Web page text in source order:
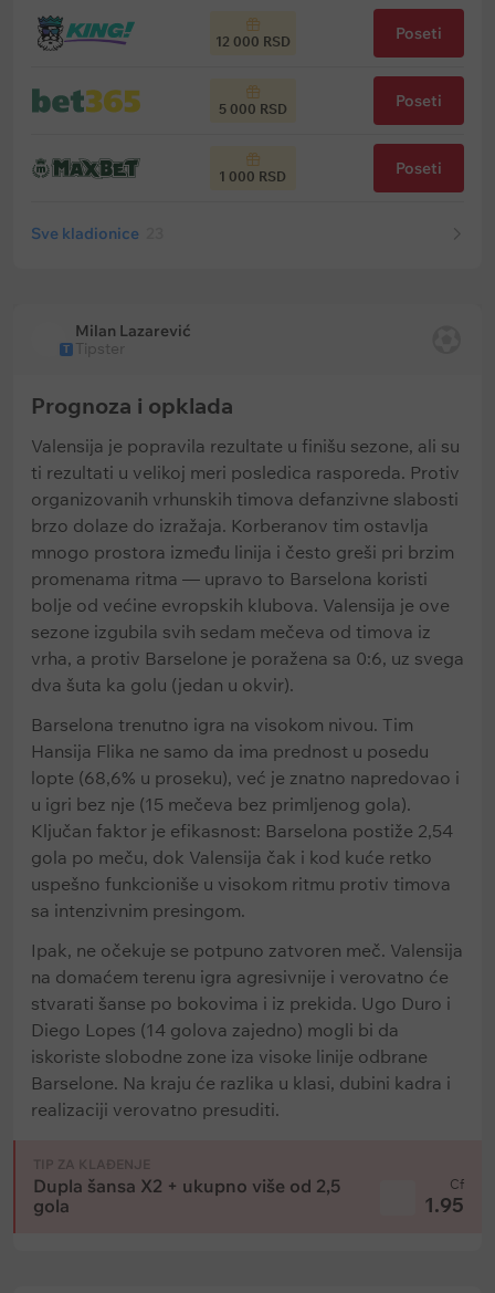
12 000 RSD Poseti
5 000 RSD Poseti
1 000 RSD Poseti
Sve kladionice
T
Milan Lazarević
Tipster
Prognoza i opklada
Valensija je popravila rezultate u finišu sezone, ali su
ti rezultati u velikoj meri posledica rasporeda. Protiv
organizovanih vrhunskih timova defanzivne slabosti
brzo dolaze do izražaja. Korberanov tim ostavlja
mnogo prostora između linija i često greši pri brzim
promenama ritma — upravo to Barselona koristi
bolje od većine evropskih klubova. Valensija je ove
sezone izgubila svih sedam mečeva od timova iz
vrha, a protiv Barselone je poražena sa 0:6, uz svega
dva šuta ka golu (jedan u okvir).
Barselona trenutno igra na visokom nivou. Tim
Hansija Flika ne samo da ima prednost u posedu
lopte (68,6% u proseku), već je znatno napredovao i
u igri bez nje (15 mečeva bez primljenog gola).
Ključan faktor je efikasnost: Barselona postiže 2,54
gola po meču, dok Valensija čak i kod kuće retko
uspešno funkcioniše u visokom ritmu protiv timova
sa intenzivnim presingom.
Ipak, ne očekuje se potpuno zatvoren meč. Valensija
na domaćem terenu igra agresivnije i verovatno će
stvarati šanse po bokovima i iz prekida. Ugo Duro i
Diego Lopes (14 golova zajedno) mogli bi da
iskoriste slobodne zone iza visoke linije odbrane
Barselone. Na kraju će razlika u klasi, dubini kadra i
realizaciji verovatno presuditi.
TIP ZA KLAĐENJE
Dupla šansa X2 + ukupno više od 2,5
gola
Cf
1.95